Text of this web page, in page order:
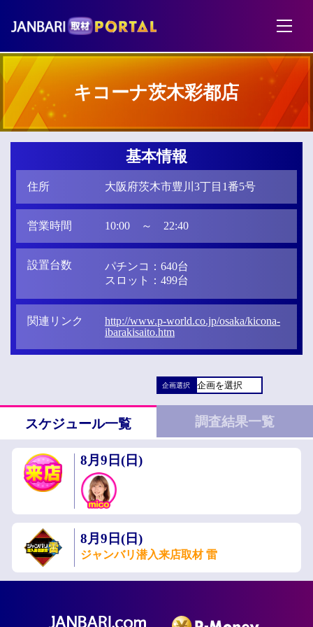
キコーナ茨木彩都店
基本情報
住所 大阪府茨木市豊川3丁目1番5号
営業時間 10:00 ～ 22:40
設置台数
パチンコ：640台
スロット：499台
関連リンク
http://www.p-world.co.jp/osaka/kicona-
ibarakisaito.htm
企画選択
スケジュール一覧 調査結果一覧
8月9日(日)
8月9日(日)
ジャンバリ潜入来店取材 雷